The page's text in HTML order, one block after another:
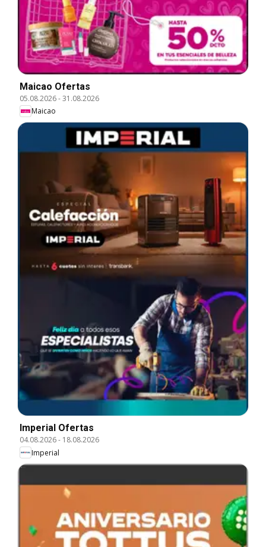
Maicao Ofertas
05.08.2026-31.08.2026
Maicao
Imperial Ofertas
04.08.2026- 18.08.2026
Imperial